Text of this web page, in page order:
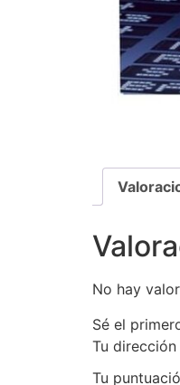
No hay
Sé el
Tu
Tu